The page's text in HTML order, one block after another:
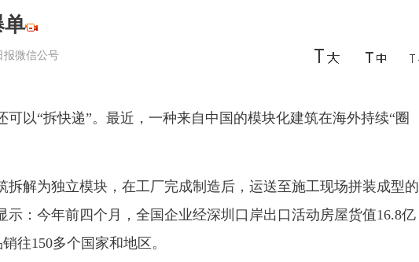
单
报微信公号
以“拆快递”。 最近，一种来自中国的模块化建筑在海外持续“圈
拆解为独立模块，在工厂完成制造后，运送至施工现场拼装成型的
示： 今年前四个月，全国企业经深圳口岸出口活动房屋货值16.8亿
往150多个国家和地区。